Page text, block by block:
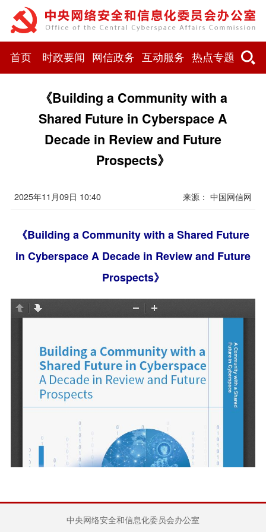
首页 时政要闻 网信政务 互动服务 热点专题
《Building a Community with a
Shared Future in Cyberspace A
Decade in Review and Future
Prospects》
2025年11月09日 10:40 来源：中国网信网
《Building a Community with a Shared Future
in Cyberspace A Decade in Review and Future
Prospects》
中央网络安全和信息化委员会办公室